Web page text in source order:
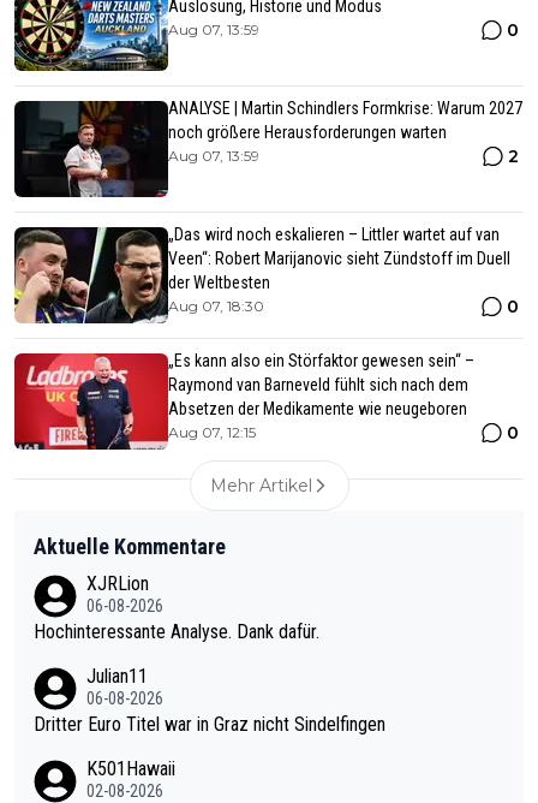
Auslosung, Historie und Modus
Aug 07, 13:59 0
ANALYSE | Martin Schindlers Formkrise: Warum 2027
noch größere Herausforderungen warten
Aug 07, 13:59 2
„Das wird noch eskalieren – Littler wartet auf van
Veen“: Robert Marijanovic sieht Zündstoff im Duell
der Weltbesten
Aug 07, 18:30 0
„Es kann also ein Störfaktor gewesen sein“ –
Raymond van Barneveld fühlt sich nach dem
Absetzen der Medikamente wie neugeboren
Aug 07, 12:15 0
Mehr Artikel
Aktuelle Kommentare
XJRLion
06-08-2026
Hochinteressante Analyse. Dank dafür.
Julian11
06-08-2026
Dritter Euro Titel war in Graz nicht Sindelfingen
K501Hawaii
02-08-2026